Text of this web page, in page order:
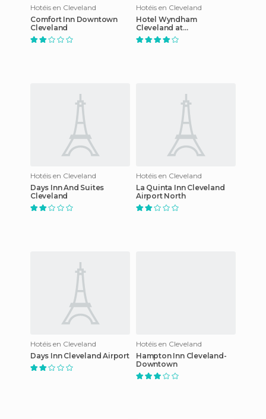
Hotéis en Cleveland
Comfort Inn Downtown
Cleveland
Hotéis en Cleveland
Hotel Wyndham
Cleveland at
PlayhouseSquare
Hotéis en Cleveland
Days Inn And Suites
Cleveland
Hotéis en Cleveland
La Quinta Inn Cleveland
Airport North
Hotéis en Cleveland
Days Inn Cleveland Airport
Hotéis en Cleveland
Hampton Inn Cleveland-
Downtown